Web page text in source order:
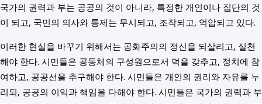
국가의 권력과 부는 공공의 것이 아니라, 특정한 개인이나 집단의 것
이 되고, 국민의 의사와 통제는 무시되고, 조작되고, 억압되고 있다.
이러한 현실을 바꾸기 위해서는 공화주의의 정신을 되살리고, 실천
해야 한다. 시민들은 공동체의 구성원으로서 덕을 갖추고, 정치에 참
여하고, 공공선을 추구해야 한다. 시민들은 개인의 권리와 자유를 누
리되, 공공의 이익과 책임을 다해야 한다. 시민들은 국가의 권력과 부